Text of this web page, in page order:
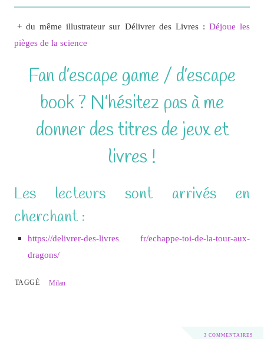
+ du même illustrateur sur Délivrer des Livres : Déjoue les
pièges de la science
Fan d’escape game / d’escape
book ? N’hésitez pas à me
donner des titres de jeux et
livres !
Les lecteurs sont arrivés en
cherchant :
https://delivrer-des-livres fr/echappe-toi-de-la-tour-aux-
dragons/
TAGGÉ Milan
3 COMMENTAIRES